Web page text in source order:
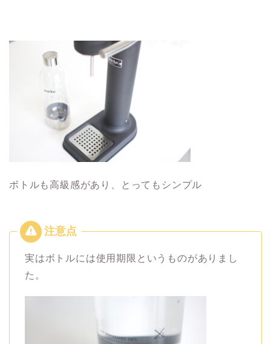
ボトルも高級感があり、とってもシンプル
実はボトルには使用期限というものがありまし
た。